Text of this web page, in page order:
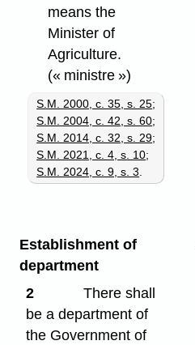
means the
Minister of
Agriculture.
(« ministre »)
S.M. 2000, c. 35, s. 25;
S.M. 2004, c. 42, s. 60;
S.M. 2014, c. 32, s. 29;
S.M. 2021, c. 4, s. 10;
S.M. 2024, c. 9, s. 3.
Establishment of
department
2
There shall
be a department of
the Government of